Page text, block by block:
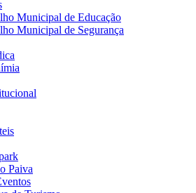
Municipal de Educação
Municipal de Segurança
Paiva